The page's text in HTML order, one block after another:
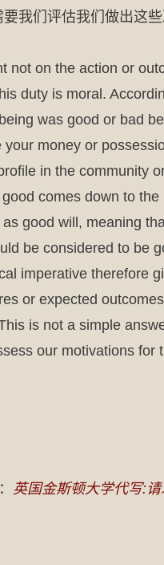
我们评估我们做出这些
not on the action or
duty is moral.
was good or bad
money or
in the community
comes down to
good will, meaning
be considered to be
imperative therefore
or expected
is not a simple
our motivations for
英国金斯顿大学代写: